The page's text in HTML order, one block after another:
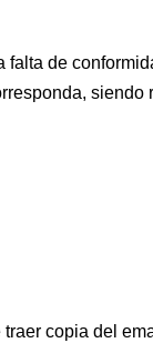
de
siendo
copia del